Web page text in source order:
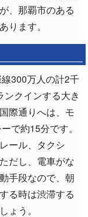
、那覇市のある
ります。
300万人の計2千
クインする大き
際通りへは、モ
で約15分です。
ール、タクシ
だし、電車がな
手段なので、朝
る時は渋滞する
ょう。